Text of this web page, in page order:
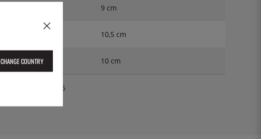
9 cm
10,5 cm
10 cm
MCWW-0906
CHANGE COUNTRY